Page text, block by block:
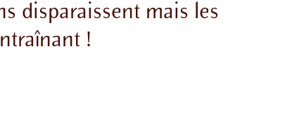
disparaissent mais les
!